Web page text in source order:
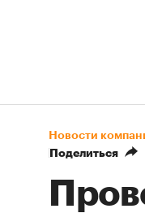
Новости
Поделиться